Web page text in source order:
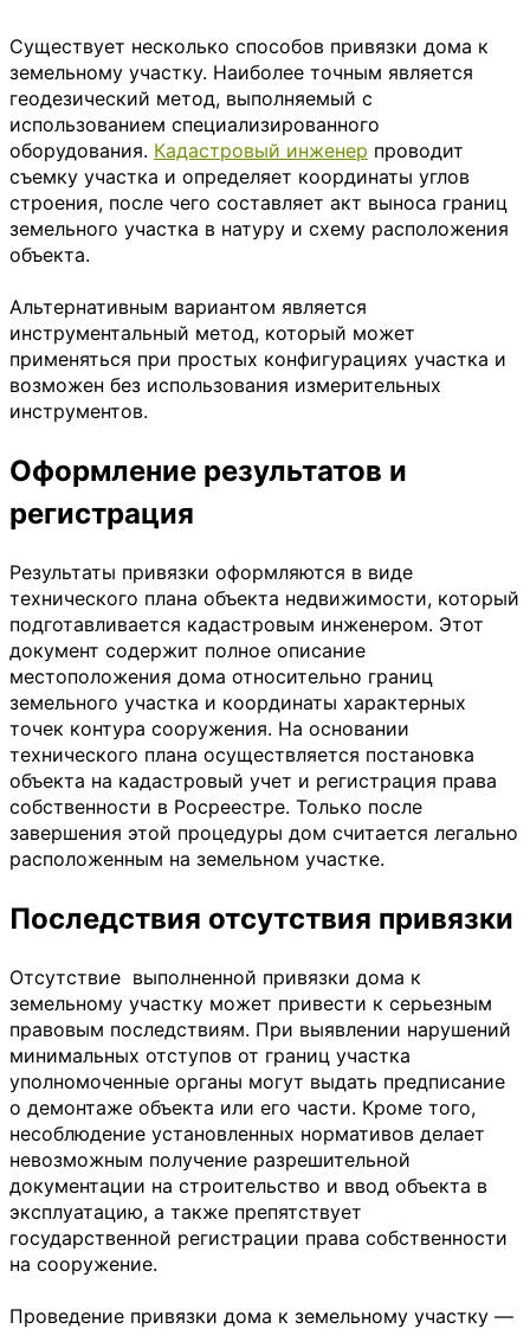
Существует несколько способов привязки дома к
земельному участку. Наиболее точным является
геодезический метод, выполняемый с
использованием специализированного
оборудования. Кадастровый инженер проводит
съемку участка и определяет координаты углов
строения, после чего составляет акт выноса границ
земельного участка в натуру и схему расположения
объекта.
Альтернативным вариантом является
инструментальный метод, который может
применяться при простых конфигурациях участка и
возможен без использования измерительных
инструментов.
Оформление результатов и
регистрация
Результаты привязки оформляются в виде
технического плана объекта недвижимости, который
подготавливается кадастровым инженером. Этот
документ содержит полное описание
местоположения дома относительно границ
земельного участка и координаты характерных
точек контура сооружения. На основании
технического плана осуществляется постановка
объекта на кадастровый учет и регистрация права
собственности в Росреестре. Только после
завершения этой процедуры дом считается легально
расположенным на земельном участке.
Последствия отсутствия привязки
Отсутствие выполненной привязки дома к
земельному участку может привести к серьезным
правовым последствиям. При выявлении нарушений
минимальных отступов от границ участка
уполномоченные органы могут выдать предписание
о демонтаже объекта или его части. Кроме того,
несоблюдение установленных нормативов делает
невозможным получение разрешительной
документации на строительство и ввод объекта в
эксплуатацию, а также препятствует
государственной регистрации права собственности
на сооружение.
Проведение привязки дома к земельному участку —